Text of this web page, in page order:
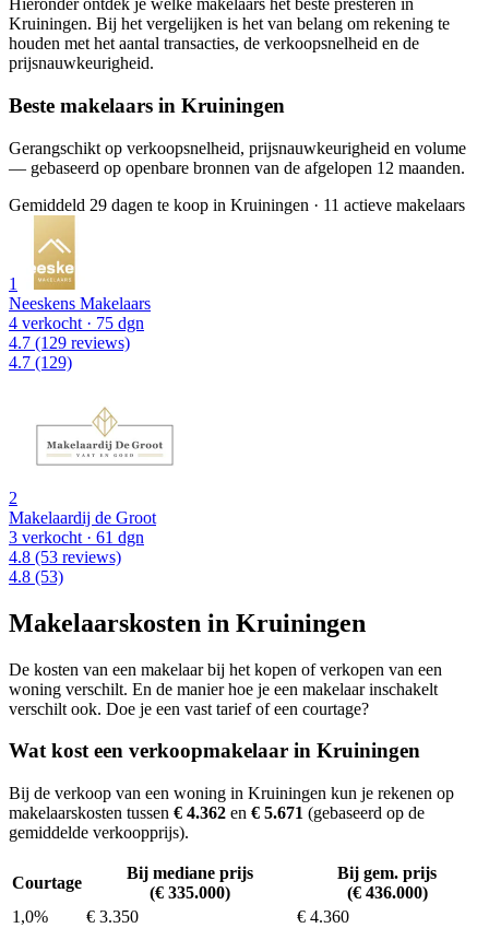
Hieronder ontdek je welke makelaars het beste presteren in
Kruiningen. Bij het vergelijken is het van belang om rekening te
houden met het aantal transacties, de verkoopsnelheid en de
prijsnauwkeurigheid.
Beste makelaars in Kruiningen
Gerangschikt op verkoopsnelheid, prijsnauwkeurigheid en volume
— gebaseerd op openbare bronnen van de afgelopen 12 maanden.
Gemiddeld 29 dagen te koop in Kruiningen · 11 actieve makelaars
1
Neeskens Makelaars
4 verkocht · 75 dgn
4.7 (129 reviews)
4.7 (129)
2
Makelaardij de Groot
3 verkocht · 61 dgn
4.8 (53 reviews)
4.8 (53)
Makelaarskosten in Kruiningen
De kosten van een makelaar bij het kopen of verkopen van een
woning verschilt. En de manier hoe je een makelaar inschakelt
verschilt ook. Doe je een vast tarief of een courtage?
Wat kost een verkoopmakelaar in Kruiningen
Bij de verkoop van een woning in Kruiningen kun je rekenen op
makelaarskosten tussen € 4.362 en € 5.671 (gebaseerd op de
gemiddelde verkoopprijs).
Courtage
Bij mediane prijs
(€ 335.000)
Bij gem. prijs
(€ 436.000)
1,0%
€ 3.350
€ 4.360